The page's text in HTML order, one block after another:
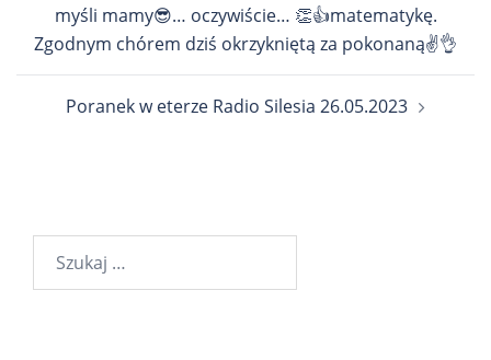
myśli mamy😎… oczywiście… 👏👍matematykę.
Zgodnym chórem dziś okrzykniętą za pokonaną✌️👌
Poranek w eterze Radio Silesia 26.05.2023